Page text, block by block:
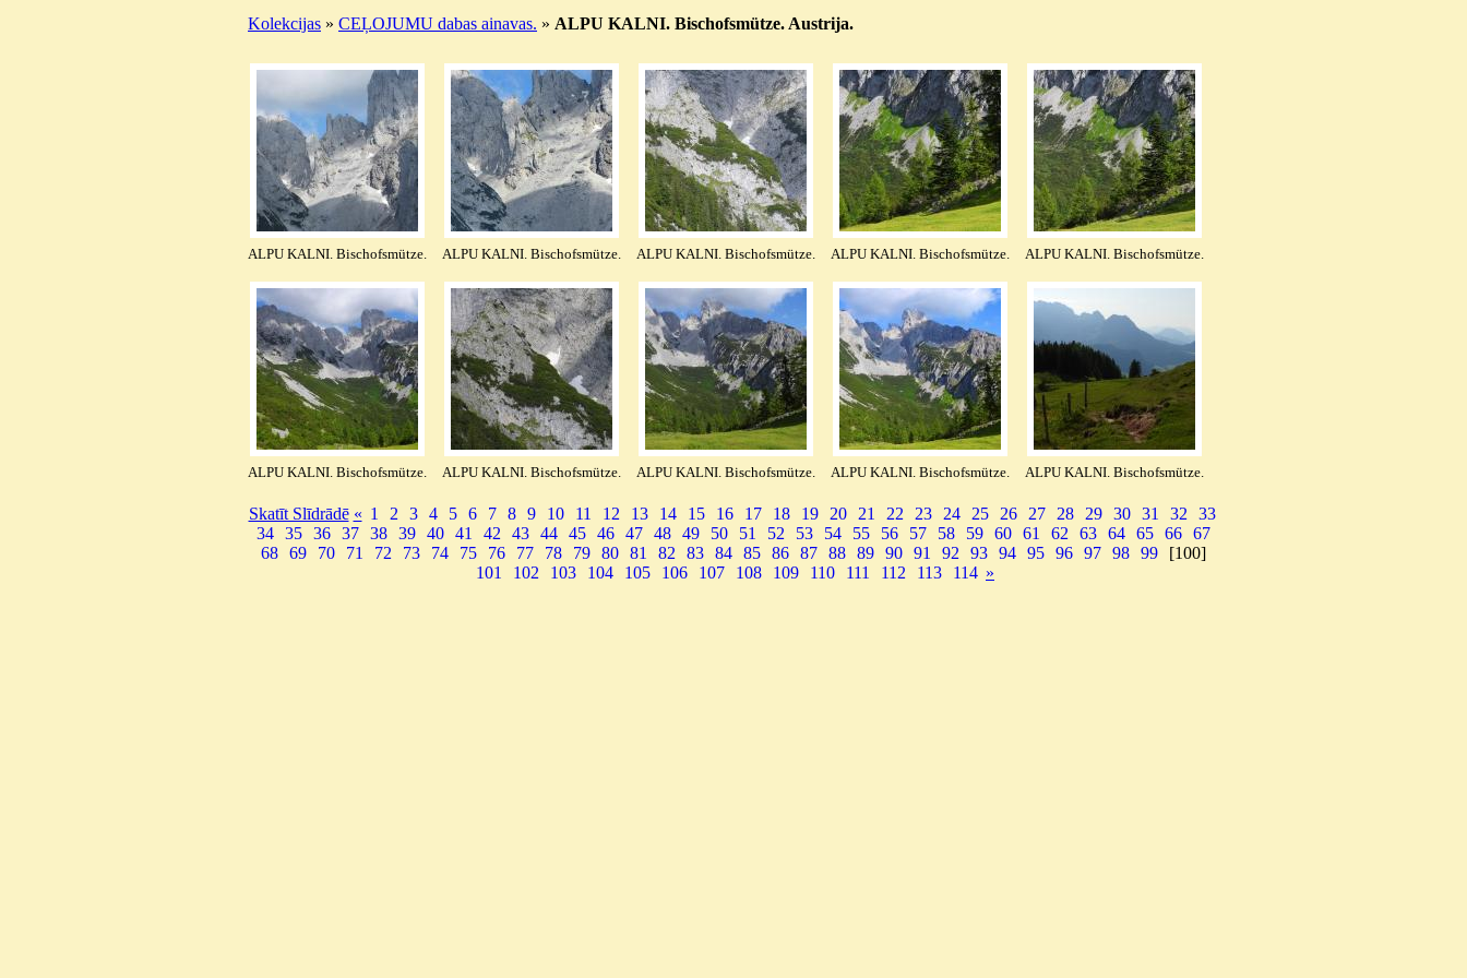
Kolekcijas » CEĻOJUMU dabas ainavas. » ALPU KALNI. Bischofsmütze. Austrija.
ALPU KALNI. Bischofsmütze. ALPU KALNI. Bischofsmütze. ALPU KALNI. Bischofsmütze. ALPU KALNI. Bischofsmütze. ALPU KALNI. Bischofsmütze.
ALPU KALNI. Bischofsmütze. ALPU KALNI. Bischofsmütze. ALPU KALNI. Bischofsmütze. ALPU KALNI. Bischofsmütze. ALPU KALNI. Bischofsmütze.
Skatīt Slīdrādē « 1 2 3 4 5 6 7 8 9 10 11 12 13 14 15 16 17 18 19 20 21 22 23 24 25 26 27 28 29 30 31 32
33
34 35 36 37 38 39 40 41 42 43 44 45 46 47 48 49 50 51 52 53 54 55 56 57 58 59 60 61 62 63 64 65 66 67
68 69 70 71 72 73 74 75 76 77 78 79 80 81 82 83 84 85 86 87 88 89 90 91 92 93 94 95 96 97 98 99
[100]
101
102 103 104 105 106 107 108 109 110 111 112 113 114 »